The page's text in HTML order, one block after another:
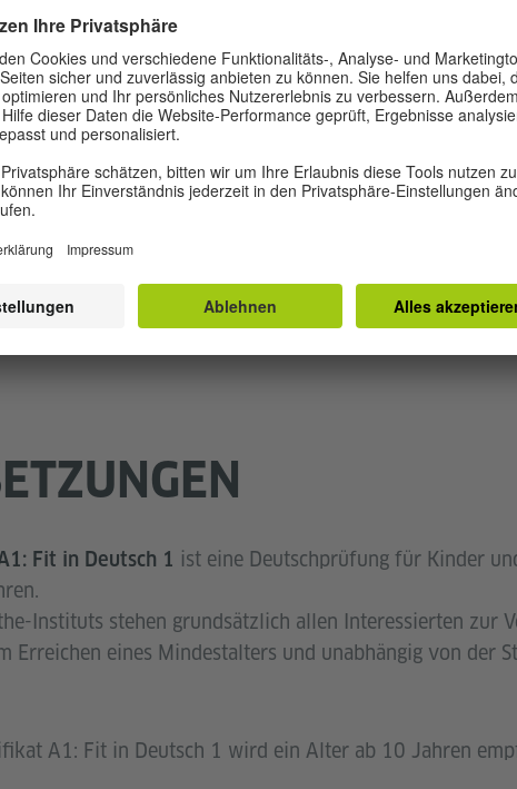
Deutsch 1 (PDF, 309 KB)
Ergänzungen zu den
Prüfungsteilnehmende mit
Informationen für
(PDF, 564 KB)
Prüfungsziele
Fit in Deutsch 1 ist eine Deutschprüfung für Kinder
Instituts stehen grundsätzlich allen Interessierten zur
Erreichen eines Mindestalters und unabhängig von der
A1: Fit in Deutsch 1 wird ein Alter ab 10 Jahren